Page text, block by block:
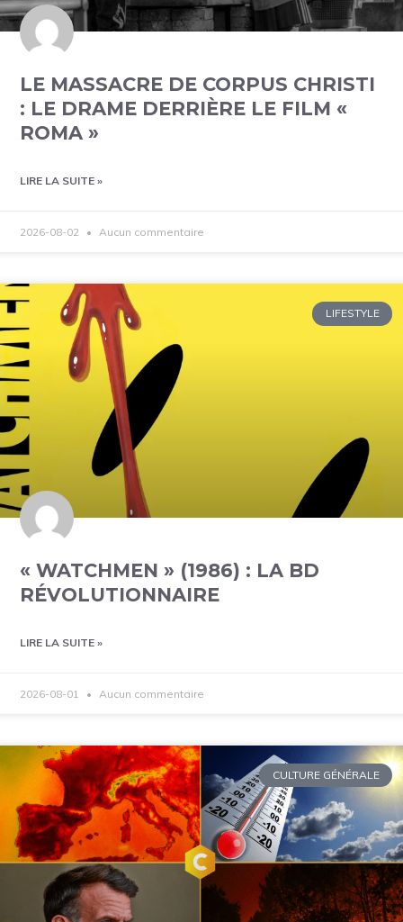
LE MASSACRE DE CORPUS CHRISTI
: LE DRAME DERRIÈRE LE FILM «
ROMA »
LIRE LA SUITE »
2026-08-02 Aucun commentaire
LIFESTYLE
« WATCHMEN » (1986) : LA BD
RÉVOLUTIONNAIRE
LIRE LA SUITE »
2026-08-01 Aucun commentaire
CULTURE GÉNÉRALE